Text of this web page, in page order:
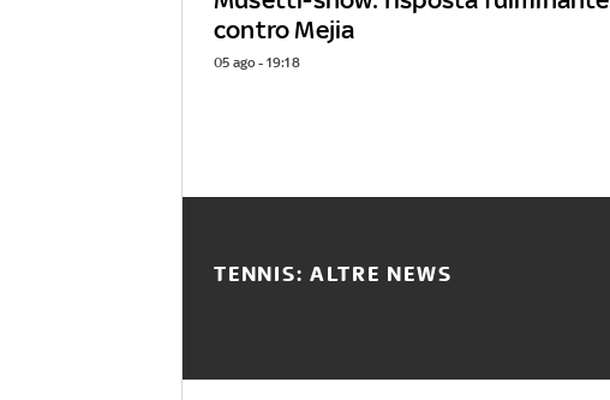
contro Mejia
05 ago - 19:18
TENNIS: ALTRE NEWS